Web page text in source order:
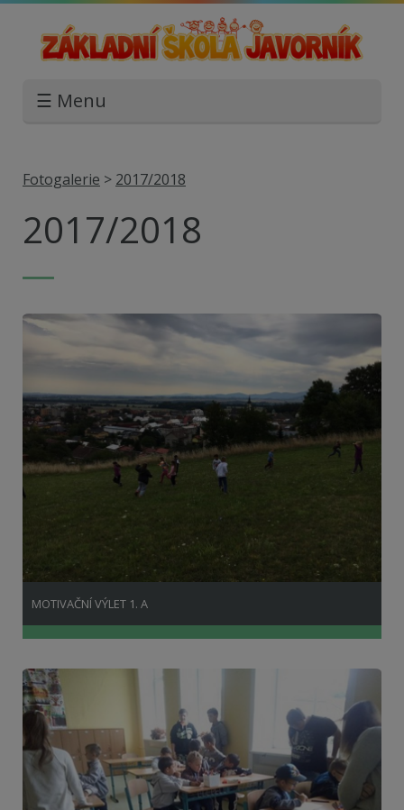
☰ Menu
Fotogalerie > 2017/2018
2017/2018
MOTIVAČNÍ VÝLET 1. A